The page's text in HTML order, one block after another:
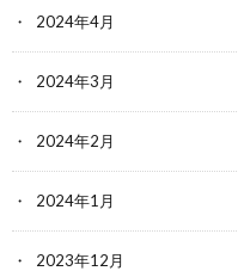
2024年4月
2024年3月
2024年2月
2024年1月
2023年12月